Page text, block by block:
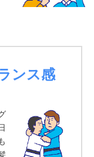
ンス感